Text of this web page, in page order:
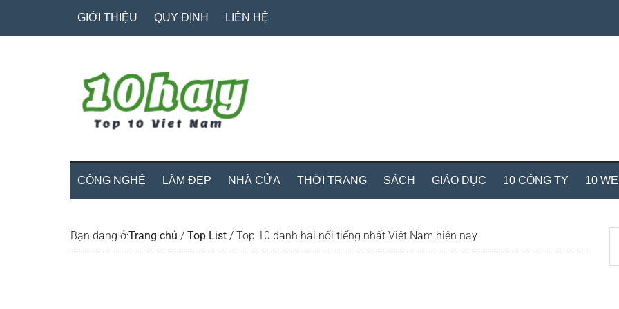
GIỚI THIỆU QUY ĐỊNH LIÊN HỆ
CÔNG NGHỆ LÀM ĐẸP NHÀ CỬA THỜI TRANG SÁCH GIÁO DỤC 10 CÔNG TY 10
Bạn đang ở:Trang chủ / Top List / Top 10 danh hài nổi tiếng nhất Việt Nam hiện nay